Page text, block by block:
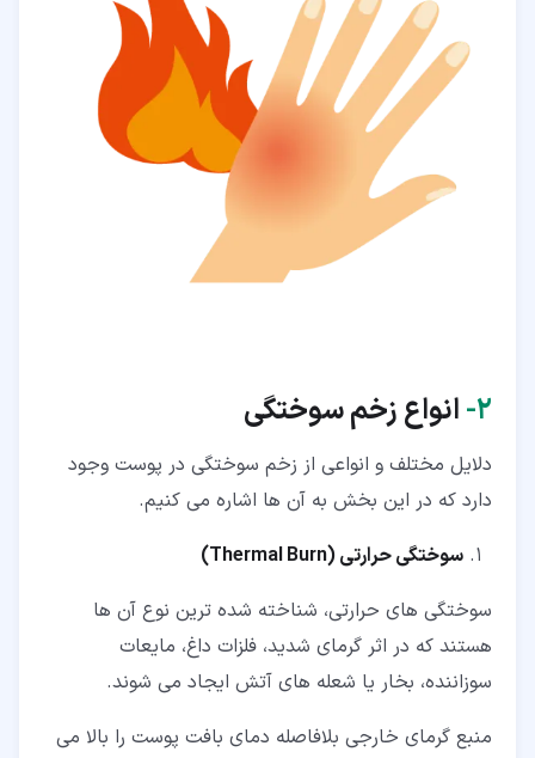
۲‏- انواع زخم سوختگی
دلایل مختلف و انواعی از زخم سوختگی در پوست وجود
دارد که در این بخش به آن ها اشاره می کنیم.
سوختگی حرارتی (Thermal Burn
)
سوختگی های حرارتی، شناخته شده ترین نوع آن ها
هستند که در اثر گرمای شدید، فلزات داغ، مایعات
سوزاننده، بخار یا شعله های آتش ایجاد می شوند.
منبع گرمای خارجی بلافاصله دمای بافت پوست را بالا می